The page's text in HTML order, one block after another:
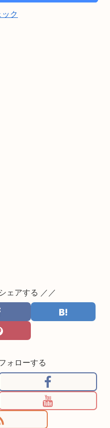
ク
ェアする ／／
ォローする